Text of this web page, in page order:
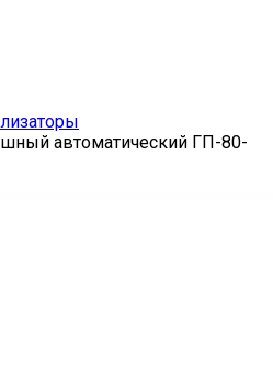
автоматический ГП-80-